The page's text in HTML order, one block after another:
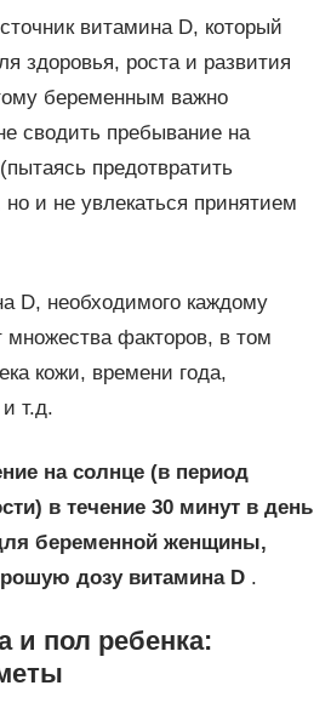
витамина D, который
здоровья, роста и развития
беременным важно
сводить пребывание на
предотвратить
и не увлекаться принятием
D, необходимого каждому
множества факторов, в том
кожи, времени года,
т.д.
на солнце (в период
в течение 30 минут в день
беременной женщины,
дозу витамина D.
и пол ребенка: